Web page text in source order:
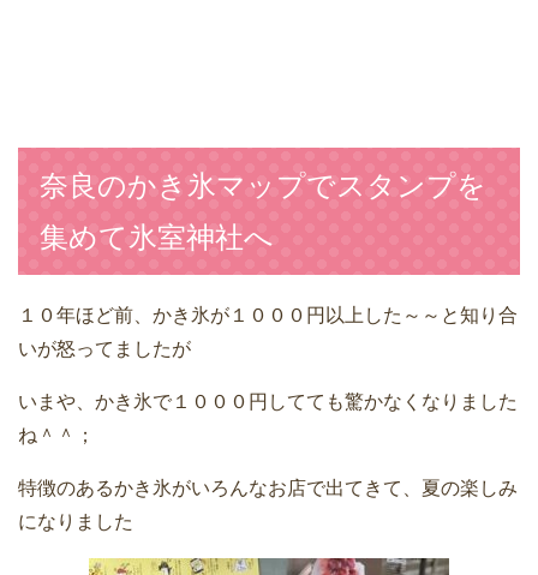
奈良のかき氷マップでスタンプを
集めて氷室神社へ
１０年ほど前、かき氷が１０００円以上した～～と知り合
いが怒ってましたが
いまや、かき氷で１０００円してても驚かなくなりました
ね＾＾；
特徴のあるかき氷がいろんなお店で出てきて、夏の楽しみ
になりました